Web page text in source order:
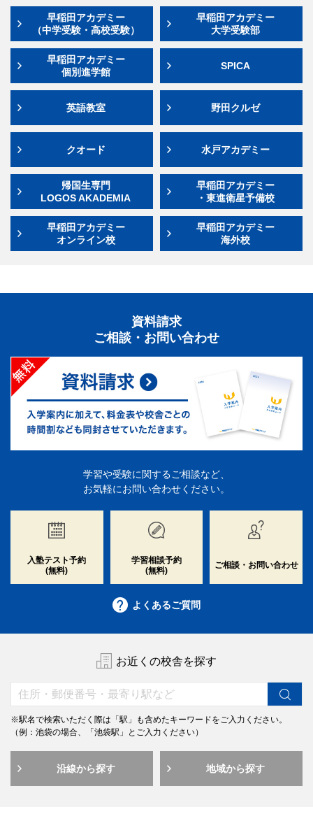
早稲田アカデミー
（中学受験・高校受験）
早稲田アカデミー
大学受験部
早稲田アカデミー
個別進学館
SPICA
英語教室 野田クルゼ
クオード 水戸アカデミー
帰国生専門
LOGOS AKADEMIA
早稲田アカデミー
・東進衛星予備校
早稲田アカデミー
オンライン校
早稲田アカデミー
海外校
資料請求
ご相談・お問い合わせ
学習や受験に関するご相談など、
お気軽にお問い合わせください。
入塾テスト予約
(無料)
学習相談予約
(無料)
ご相談・お問い合わせ
よくあるご質問
お近くの校舎を探す
※駅名で検索いただく際は「駅」も含めたキーワードをご入力ください。
（例：池袋の場合、「池袋駅」とご入力ください）
沿線から探す 地域から探す